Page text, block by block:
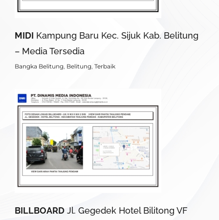
MIDI Kampung Baru Kec. Sijuk Kab. Belitung
– Media Tersedia
Bangka Belitung Belitung Terbaik
BILLBOARD Jl. Gegedek Hotel Bilitong VF